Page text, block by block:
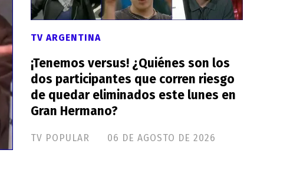
¡Tenemos versus! ¿Quiénes son los
dos participantes que corren riesgo
de quedar eliminados este lunes en
Gran Hermano?
TV POPULAR
TV ARGENTINA
06 DE AGOSTO DE 2026